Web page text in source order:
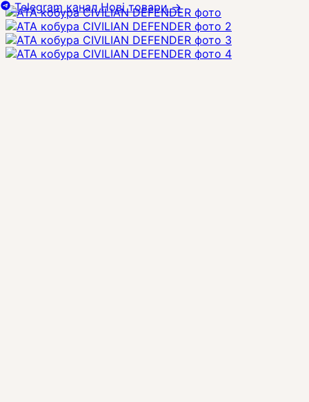
Telegram канал Нові товари→